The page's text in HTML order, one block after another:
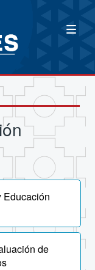
Educación
de